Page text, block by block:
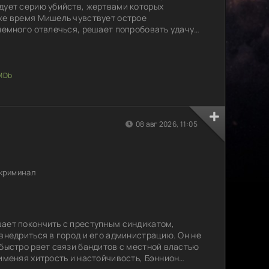
серию убийств, жертвами которых
время Мишель чувствует острое
отвлечься, решает попробовать удачу в
и
покончить с преступным синдикатом,
в город и его администрацию. Он не
рвет связи бандитов с местной властью
хитрость и настойчивость, Бэннион
08 авг 2026, 11:05